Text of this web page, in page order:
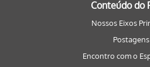
Conteúdo do
Nossos Eixos
Postagens
Encontro com o